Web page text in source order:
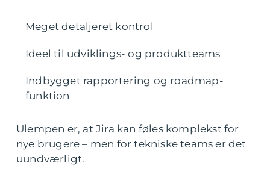
Meget detaljeret kontrol
Ideel til udviklings- og produktteams
Indbygget rapportering og roadmap-
funktion
Ulempen er, at Jira kan føles komplekst for
nye brugere – men for tekniske teams er det
uundværligt.